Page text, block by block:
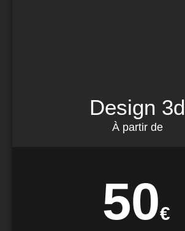
Design 3d
À partir de
50€